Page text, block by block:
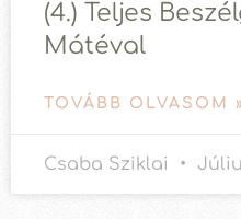
(4.) Teljes
Mátéval
TOVÁBB OLVASOM »
Csaba Sziklai